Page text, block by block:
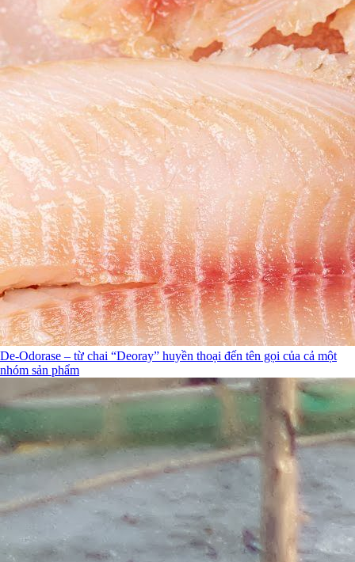
De-Odorase – từ chai “Deoray” huyền thoại đến tên gọi của cả một
nhóm sản phẩm